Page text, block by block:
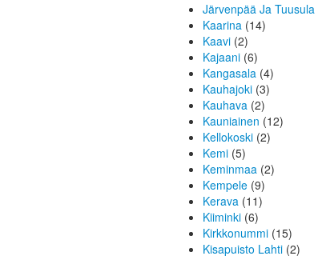
Järvenpää Ja Tuusula
Kaarina (14)
Kaavi (2)
Kajaani (6)
Kangasala (4)
Kauhajoki (3)
Kauhava (2)
Kauniainen (12)
Kellokoski (2)
Kemi (5)
Keminmaa (2)
Kempele (9)
Kerava (11)
Kiiminki (6)
Kirkkonummi (15)
Kisapuisto Lahti (2)